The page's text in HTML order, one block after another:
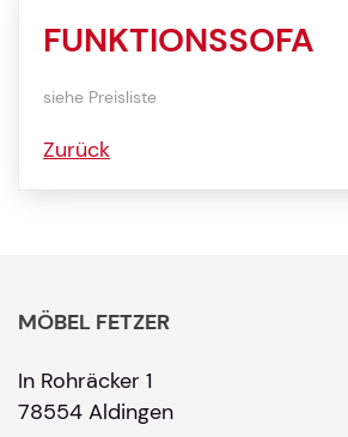
FUNKTIONSSOFA
siehe Preisliste
Zurück
MÖBEL FETZER
In Rohräcker 1
78554 Aldingen